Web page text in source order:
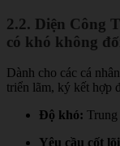
2.2. Diện Công
có khó không
Dành cho các cá
triển lãm, ký kết hợp
Độ khó: Trung
Yêu cầu cốt